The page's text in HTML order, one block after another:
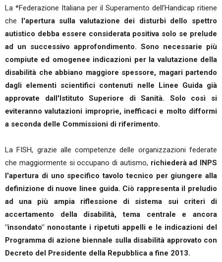
La *Federazione Italiana per il Superamento dell'Handicap ritiene
che l'apertura sulla valutazione dei disturbi dello spettro
autistico debba essere considerata positiva solo se prelude
ad un successivo approfondimento. Sono necessarie più
compiute ed omogenee indicazioni per la valutazione della
disabilità che abbiano maggiore spessore, magari partendo
dagli elementi scientifici contenuti nelle Linee Guida già
approvate dall'Istituto Superiore di Sanità. Solo così si
eviteranno valutazioni improprie, inefficaci e molto difformi
a seconda delle Commissioni di riferimento.
La FISH, grazie alle competenze delle organizzazioni federate
che maggiormente si occupano di autismo, richiederà ad INPS
l'apertura di uno specifico tavolo tecnico per giungere alla
definizione di nuove linee guida. Ciò rappresenta il preludio
ad una più ampia riflessione di sistema sui criteri di
accertamento della disabilità, tema centrale e ancora
"insondato" nonostante i ripetuti appelli e le indicazioni del
Programma di azione biennale sulla disabilità approvato con
Decreto del Presidente della Repubblica a fine 2013.